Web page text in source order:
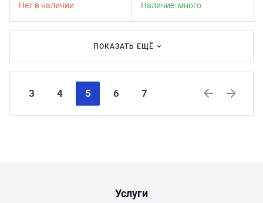
Нет в наличии Наличие: много
ПОКАЗАТЬ ЕЩЁ
3 4 5 6
7
Услуги